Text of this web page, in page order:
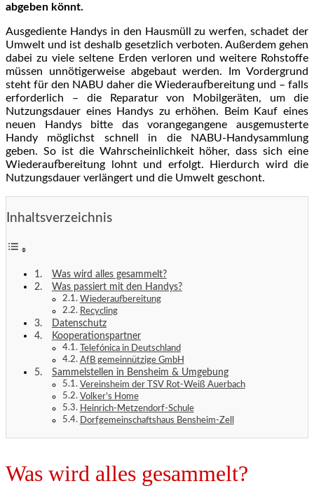
abgeben könnt.
Ausgediente Handys in den Hausmüll zu werfen, schadet der
Umwelt und ist deshalb gesetzlich verboten. Außerdem gehen
dabei zu viele seltene Erden verloren und weitere Rohstoffe
müssen unnötigerweise abgebaut werden. Im Vordergrund
steht für den NABU daher die Wiederaufbereitung und – falls
erforderlich – die Reparatur von Mobilgeräten, um die
Nutzungsdauer eines Handys zu erhöhen. Beim Kauf eines
neuen Handys bitte das vorangegangene ausgemusterte
Handy möglichst schnell in die NABU-Handysammlung
geben. So ist die Wahrscheinlichkeit höher, dass sich eine
Wiederaufbereitung lohnt und erfolgt. Hierdurch wird die
Nutzungsdauer verlängert und die Umwelt geschont.
Inhaltsverzeichnis
Was wird alles gesammelt?
Was passiert mit den Handys?
Wiederaufbereitung
Recycling
Datenschutz
Kooperationspartner
Telefónica in Deutschland
AfB gemeinnützige GmbH
Sammelstellen in Bensheim & Umgebung
Vereinsheim der TSV Rot-Weiß Auerbach
Volker’s Home
Heinrich-Metzendorf-Schule
Dorfgemeinschaftshaus Bensheim-Zell
Was wird alles gesammelt?